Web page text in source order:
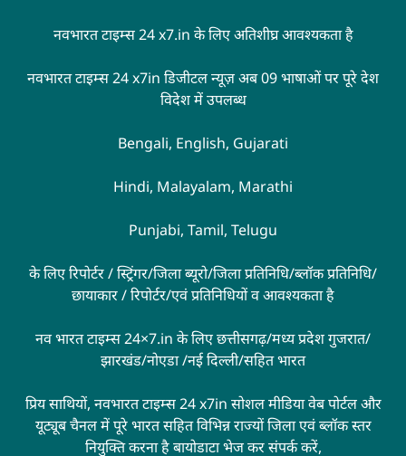
नवभारत टाइम्स 24 x7.in के लिए अतिशीघ्र आवश्यकता है
नवभारत टाइम्स 24 x7in डिजीटल न्यूज़ अब 09 भाषाओं पर पूरे देश
विदेश में उपलब्ध
Bengali, English, Gujarati
Hindi, Malayalam, Marathi
Punjabi, Tamil, Telugu
के लिए रिपोर्टर / स्ट्रिंगर/जिला ब्यूरो/जिला प्रतिनिधि/ब्लॉक प्रतिनिधि/
छायाकार / रिपोर्टर/एवं प्रतिनिधियों व आवश्यकता है
नव भारत टाइम्स 24×7.in के लिए छत्तीसगढ़/मध्य प्रदेश गुजरात/
झारखंड/नोएडा /नई दिल्ली/सहित भारत
प्रिय साथियों, नवभारत टाइम्स 24 x7in सोशल मीडिया वेब पोर्टल और
यूट्यूब चैनल में पूरे भारत सहित विभिन्न राज्यों जिला एवं ब्लॉक स्तर
नियुक्ति करना है बायोडाटा भेज कर संपर्क करें,